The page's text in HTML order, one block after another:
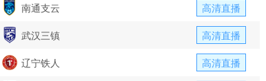
南通支云
高清直播
武汉三镇
高清直播
辽宁铁人
高清直播